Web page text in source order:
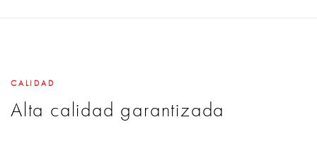
CALIDAD
Alta calidad garantizada